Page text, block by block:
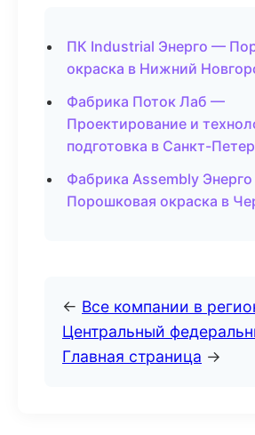
ПК Industrial Энерго —
окраска в Нижний
Фабрика Поток Лаб —
Проектирование и
подготовка в Санкт-
Фабрика Assembly
Порошковая окраска в
← Все компании в
Центральный
Главная страница →